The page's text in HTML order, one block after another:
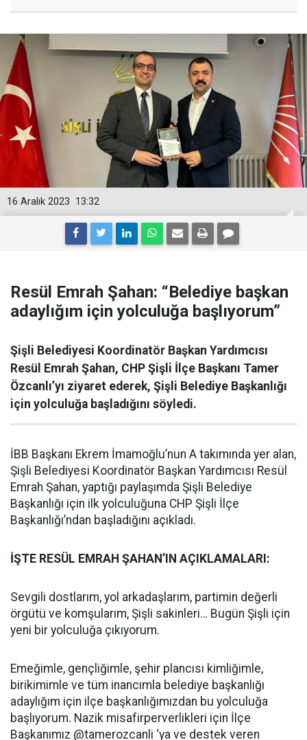
13:32
16 Aralık 2023
Resül Emrah Şahan: “Belediye başkan
adaylığım için yolculuğa başlıyorum”
Şişli Belediyesi Koordinatör Başkan Yardımcısı
Resül Emrah Şahan, CHP Şişli İlçe Başkanı Tamer
Özcanlı’yı ziyaret ederek, Şişli Belediye Başkanlığı
için yolculuğa başladığını söyledi.
İBB Başkanı Ekrem İmamoğlu’nun A takımında yer alan,
Şişli Belediyesi Koordinatör Başkan Yardımcısı Resül
Emrah Şahan, yaptığı paylaşımda Şişli Belediye
Başkanlığı için ilk yolculuğuna CHP Şişli İlçe
Başkanlığı’ndan başladığını açıkladı.
İŞTE RESÜL EMRAH ŞAHAN’IN AÇIKLAMALARI:
Sevgili dostlarım, yol arkadaşlarım, partimin değerli
örgütü ve komşularım, Şişli sakinleri… Bugün Şişli için
yeni bir yolculuğa çıkıyorum.
Emeğimle, gençliğimle, şehir plancısı kimliğimle,
birikimimle ve tüm inancımla belediye başkanlığı
adaylığım için ilçe başkanlığımızdan bu yolculuğa
başlıyorum. Nazik misafirperverlikleri için İlçe
Başkanımız @tamerozcanli ‘ya ve destek veren